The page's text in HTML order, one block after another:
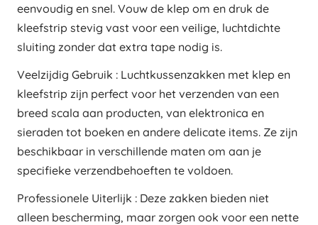
eenvoudig en snel. Vouw de klep om en druk de
kleefstrip stevig vast voor een veilige, luchtdichte
sluiting zonder dat extra tape nodig is.
Veelzijdig Gebruik : Luchtkussenzakken met klep en
kleefstrip zijn perfect voor het verzenden van een
breed scala aan producten, van elektronica en
sieraden tot boeken en andere delicate items. Ze zijn
beschikbaar in verschillende maten om aan je
specifieke verzendbehoeften te voldoen.
Professionele Uiterlijk : Deze zakken bieden niet
alleen bescherming, maar zorgen ook voor een nette